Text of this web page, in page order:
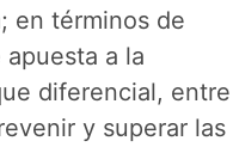
en términos de
a la
diferencial, entre
y superar las